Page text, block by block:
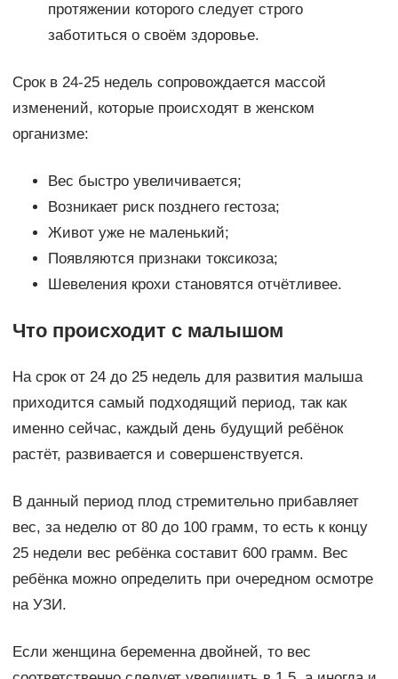
протяжении которого следует строго
заботиться о своём здоровье.
Срок в 24-25 недель сопровождается массой
изменений, которые происходят в женском
организме:
Вес быстро увеличивается;
Возникает риск позднего гестоза;
Живот уже не маленький;
Появляются признаки токсикоза;
Шевеления крохи становятся отчётливее.
Что происходит с малышом
На срок от 24 до 25 недель для развития малыша
приходится самый подходящий период, так как
именно сейчас, каждый день будущий ребёнок
растёт, развивается и совершенствуется.
В данный период плод стремительно прибавляет
вес, за неделю от 80 до 100 грамм, то есть к концу
25 недели вес ребёнка составит 600 грамм. Вес
ребёнка можно определить при очередном осмотре
на УЗИ.
Если женщина беременна двойней, то вес